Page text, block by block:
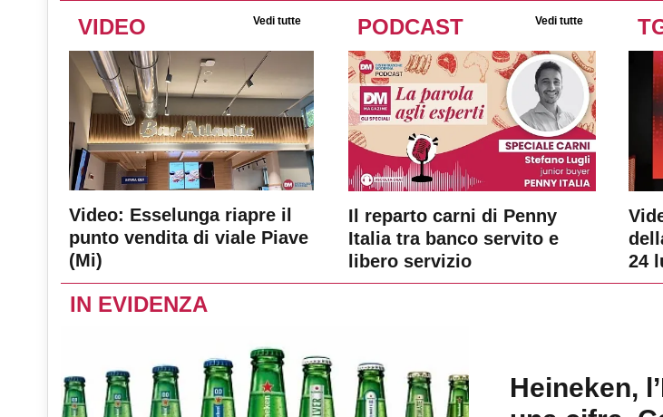
VIDEO Vedi tutte
Video: Esselunga riapre il
punto vendita di viale Piave
(Mi)
PODCAST Vedi tutte
Il reparto carni di Penny
Italia tra banco servito e
libero servizio
24
IN EVIDENZA
Heineken,